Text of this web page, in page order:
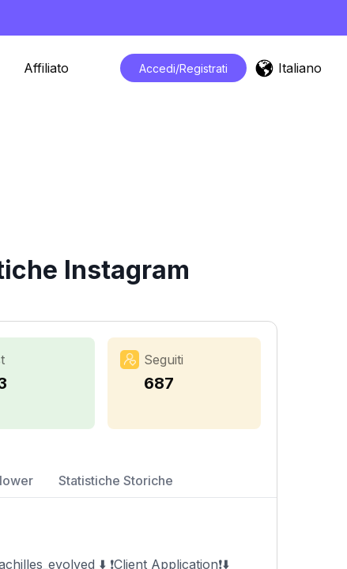
Affiliato Accedi/Registrati Italiano
Instagram
Seguiti
687
Statistiche Storiche
⬇️ ❗️Client Application❗️⬇️